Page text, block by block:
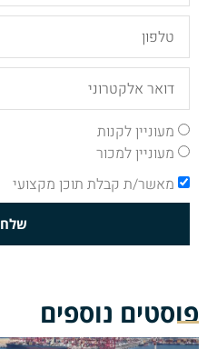
מעוניין לקנות
מעוניין למכור
מאשר/ת קבלת תוכן מקצועי
שלח
פוסטים נוספים